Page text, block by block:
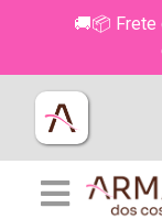
🚚📦 Frete